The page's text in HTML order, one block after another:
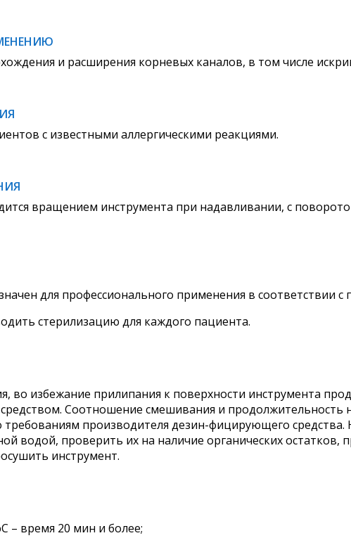
и расширения корневых каналов, в том числе
с известными аллергическими реакциями.
вращением инструмента при надавливании, с
для профессионального применения в соответствии
стерилизацию для каждого пациента.
во избежание прилипания к поверхности инструмента
Соотношение смешивания и продолжительность
требованиям производителя дезин-фицирующего
водой, проверить их на наличие органических
инструмент.
– время 20 мин и более;